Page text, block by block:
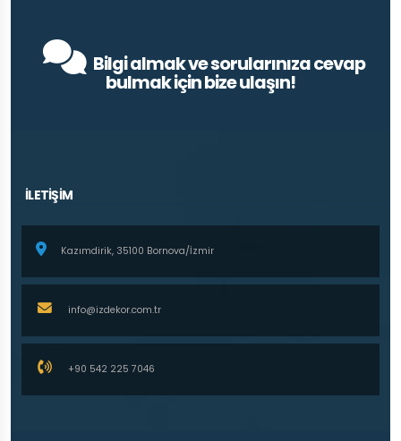
Bilgi almak ve sorularınıza cevap
bulmak için bize ulaşın!
İLETİŞİM
Kazımdirik, 35100 Bornova/İzmir
info@izdekor.com.tr
+90 542 225 7046